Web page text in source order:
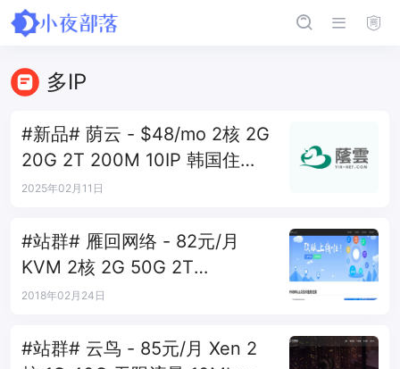
多IP
#新品# 荫云 - $48/mo 2核 2G
20G 2T 200M 10IP 韩国住宅
双ISP
2025年02月11日
#站群# 雁回网络 - 82元/月
KVM 2核 2G 50G 2T
100Mbps 5IP 洛杉矶
2018年02月24日
#站群# 云鸟 - 85元/月 Xen 2